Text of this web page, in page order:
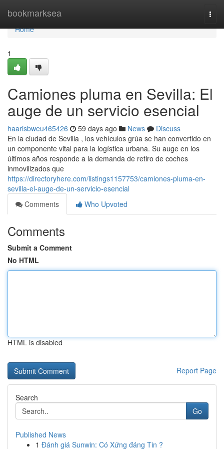
bookmarksea
Home
Home
1
Camiones pluma en Sevilla: El
auge de un servicio esencial
haarisbweu465426 59 days ago News
Discuss
En la ciudad de Sevilla , los vehículos grúa se han convertido en
un componente vital para la logística urbana. Su auge en los
últimos años responde a la demanda de retiro de coches
inmovilizados que
https://directoryhere.com/listings1157753/camiones-pluma-en-
sevilla-el-auge-de-un-servicio-esencial
Comments
Who Upvoted
Comments
Submit a Comment
No HTML
HTML is disabled
Report Page
Search
Go
Published News
1 Đánh giá Sunwin: Có Xứng đáng Tin ?